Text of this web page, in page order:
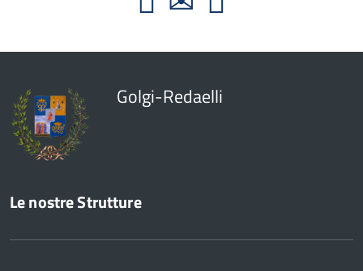
Golgi-Redaelli
Le nostre Strutture